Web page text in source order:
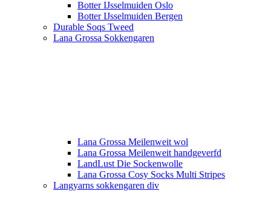
Botter IJsselmuiden Oslo
Botter IJsselmuiden Bergen
Durable Soqs Tweed
Lana Grossa Sokkengaren
Lana Grossa Meilenweit wol
Lana Grossa Meilenweit handgeverfd
LandLust Die Sockenwolle
Lana Grossa Cosy Socks Multi Stripes
Langyarns sokkengaren div